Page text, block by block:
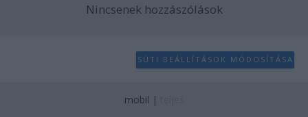
Nincsenek hozzászólások
SÜTI BEÁLLÍTÁSOK MÓDOSÍTÁSA
mobil |